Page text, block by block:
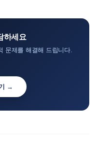
하세요
문제를 해결해 드립니다.
→